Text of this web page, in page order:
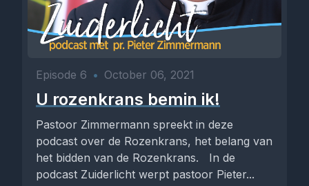
Episode 6 • October 06, 2021
U rozenkrans bemin ik!
Pastoor Zimmermann spreekt in deze
podcast over de Rozenkrans, het belang van
het bidden van de Rozenkrans. In de
podcast Zuiderlicht werpt pastoor Pieter...